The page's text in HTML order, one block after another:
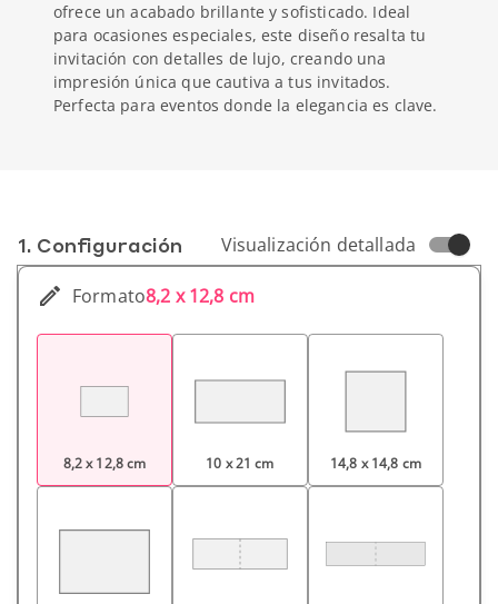
ofrece un acabado brillante y sofisticado. Ideal
para ocasiones especiales, este diseño resalta tu
invitación con detalles de lujo, creando una
impresión única que cautiva a tus invitados.
Perfecta para eventos donde la elegancia es clave.
1. Conf­iguración Visualización detallada
Formato8,2 x 12,8 cm
8,2 x 12,8 cm 10 x 21 cm 14,8 x 14,8 cm